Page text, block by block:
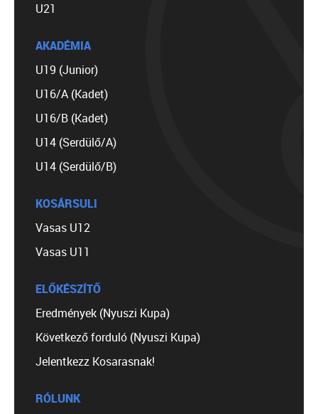
U21
AKADÉMIA
U19 (Junior)
U16/A (Kadet)
U16/B (Kadet)
U14 (Serdülő/A)
U14 (Serdülő/B)
KOSÁRSULI
Vasas U12
Vasas U11
ELŐKÉSZÍTŐ
Eredmények (Nyuszi Kupa)
Következő forduló (Nyuszi Kupa)
Jelentkezz Kosarasnak!
RÓLUNK